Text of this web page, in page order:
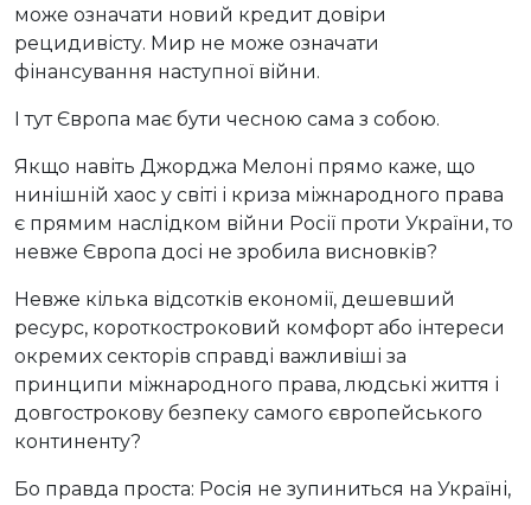
може означати новий кредит довіри
рецидивісту. Мир не може означати
фінансування наступної війни.
І тут Європа має бути чесною сама з собою.
Якщо навіть Джорджа Мелоні прямо каже, що
нинішній хаос у світі і криза міжнародного права
є прямим наслідком війни Росії проти України, то
невже Європа досі не зробила висновків?
Невже кілька відсотків економії, дешевший
ресурс, короткостроковий комфорт або інтереси
окремих секторів справді важливіші за
принципи міжнародного права, людські життя і
довгострокову безпеку самого європейського
континенту?
Бо правда проста: Росія не зупиниться на Україні,